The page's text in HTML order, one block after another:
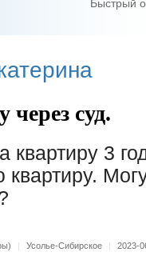
Быстрый
суд.
квартиру 3
| Усолье-Сибирское | 2023-